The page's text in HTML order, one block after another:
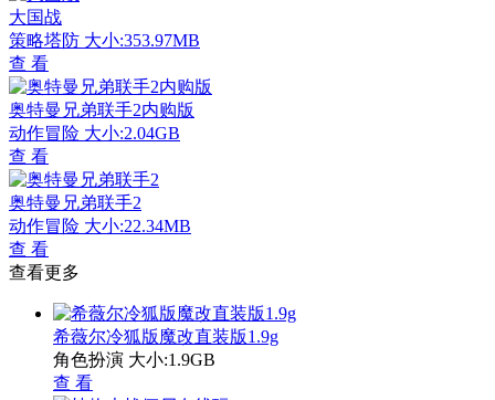
大国战
策略塔防 大小:353.97MB
查 看
奥特曼兄弟联手2内购版
动作冒险 大小:2.04GB
查 看
奥特曼兄弟联手2
动作冒险 大小:22.34MB
查 看
查看更多
希薇尔冷狐版魔改直装版1.9g
角色扮演 大小:1.9GB
查 看